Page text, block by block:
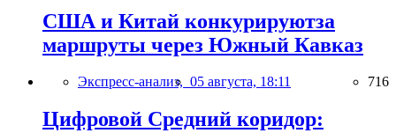
США и Китай конкурируютза
маршруты через Южный Кавказ
Экспресс-анализ, 05 августа, 18:11 716
Цифровой Средний коридор: